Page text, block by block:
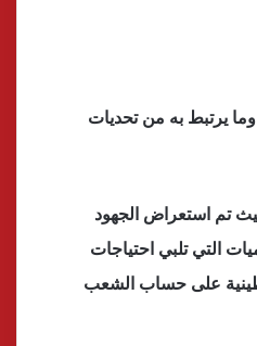
يرتبط به من تحديات
تم استعراض الجهود
التي تلبي احتياجات
على حساب الشعب